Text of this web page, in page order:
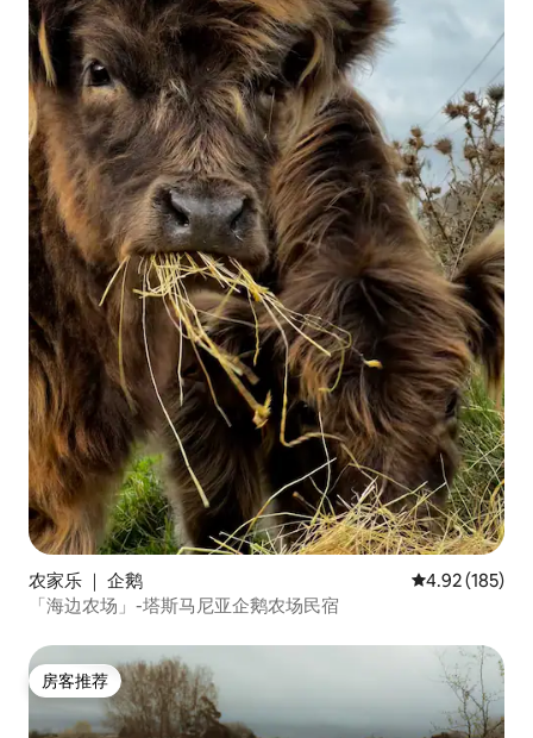
农家乐 ｜ 企鹅 平均评分 4.92
4.92 (185)
「海边农场」-塔斯马尼亚企鹅农场民宿
房客推荐
房客推荐